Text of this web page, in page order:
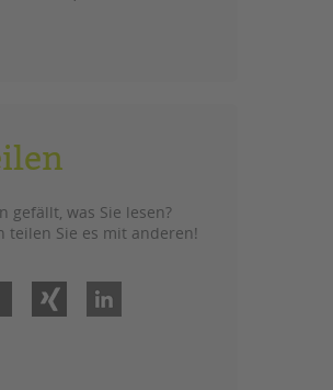
gefällt, was Sie lesen?
teilen Sie es mit anderen!
Facebook